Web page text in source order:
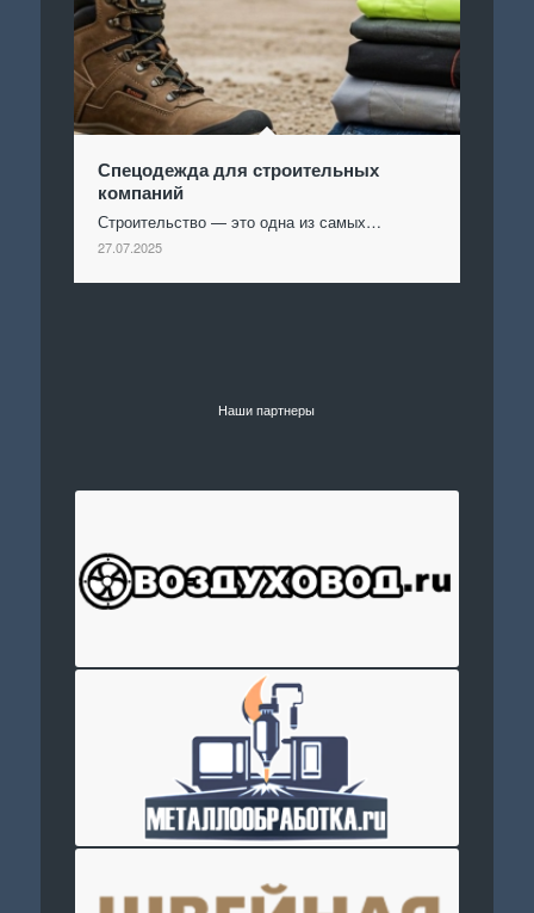
Спецодежда для строительных
компаний
Строительство — это одна из самых…
27.07.2025
Наши партнеры